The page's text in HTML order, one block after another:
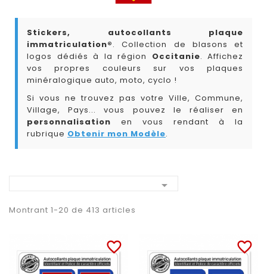
Stickers, autocollants plaque
immatriculation®. Collection de blasons et
logos dédiés à la région Occitanie. Affichez
vos propres couleurs sur vos plaques
minéralogique auto, moto, cyclo !
Si vous ne trouvez pas votre Ville, Commune,
Village, Pays... vous pouvez le réaliser en
personnalisation en vous rendant à la
rubrique Obtenir mon Modèle.

Montrant 1-20 de 413 articles
favorite_border favorite_border